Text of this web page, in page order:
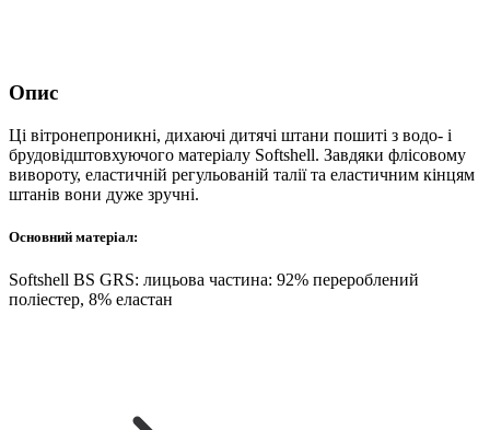
Опис
Ці вітронепроникні, дихаючі дитячі штани пошиті з водо- і
брудовідштовхуючого матеріалу Softshell. Завдяки флісовому
вивороту, еластичній регульованій талії та еластичним кінцям
штанів вони дуже зручні.
Основний матеріал:
Softshell BS GRS: лицьова частина: 92% перероблений
поліестер, 8% еластан